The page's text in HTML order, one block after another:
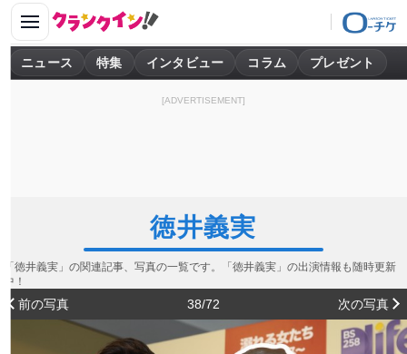
ニュース 特集 インタビュー コラム プレゼント
[ADVERTISEMENT]
徳井義実
「徳井義実」の関連記事、写真の一覧です。「徳井義実」の出演情報も随時更新
中！
前の写真 38/72 次の写真